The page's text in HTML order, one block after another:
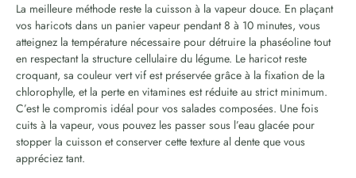
La meilleure méthode reste la cuisson à la vapeur douce. En plaçant
vos haricots dans un panier vapeur pendant 8 à 10 minutes, vous
atteignez la température nécessaire pour détruire la phaséoline tout
en respectant la structure cellulaire du légume. Le haricot reste
croquant, sa couleur vert vif est préservée grâce à la fixation de la
chlorophylle, et la perte en vitamines est réduite au strict minimum.
C’est le compromis idéal pour vos salades composées. Une fois
cuits à la vapeur, vous pouvez les passer sous l’eau glacée pour
stopper la cuisson et conserver cette texture al dente que vous
appréciez tant.